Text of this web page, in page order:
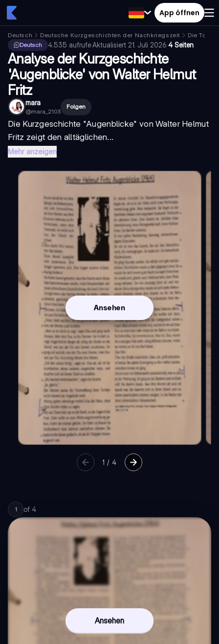
App öffnen
Deutsch Deutsche Kurzgeschichten der Nachkriegszeit
Die
Deutsch
4.535 aufrufe·Aktualisiert 21. Juli 2026·4 Seiten
Analyse der Kurzgeschichte
'Augenblicke' von Walter Helmut
Fritz
mara
@mara_2103
Folgen
Die Kurzgeschichte "Augenblicke" von Walter Helmut
Fritz zeigt den alltäglichen...
Mehr anzeigen
Ansehen
1 /4
1 of 4
Ansehen